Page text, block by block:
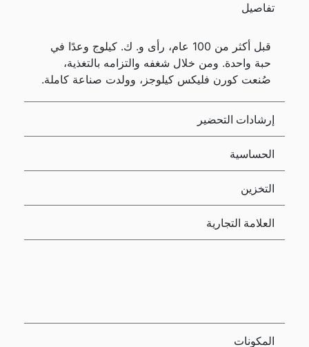
تفاصيل
قبل أكثر من 100 عام، رأى و. ك. كيلوج وعدًا في
حبة واحدة. ومن خلال شغفه والتزامه بالتغذية،
صُنعت كورن فليكس كيلوجز، وولدت صناعة كاملة.
إرشادات التحضير
الحساسية
التخزين
العلامة التجارية
المكونات